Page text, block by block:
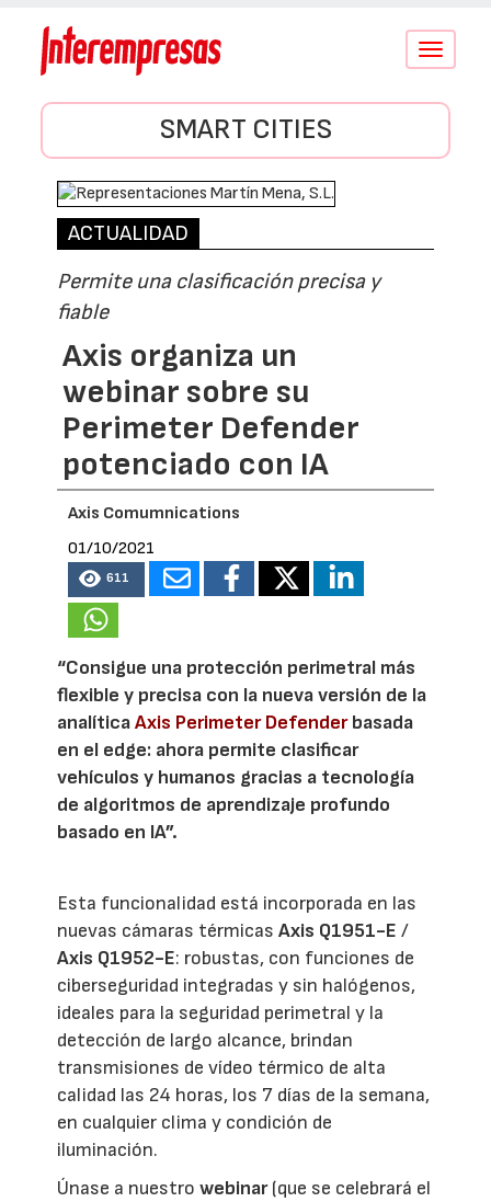
Conmutar
SMART CITIES
ACTUALIDAD
Permite una clasificación precisa y
fiable
Axis organiza un
webinar sobre su
Perimeter Defender
potenciado con IA
Axis Comumnications
01/10/2021
611
“Consigue una protección perimetral más
flexible y precisa con la nueva versión de la
analíticaAxis Perimeter Defenderbasada
en el edge: ahora permite clasificar
vehículos y humanos gracias a tecnología
de algoritmos de aprendizaje profundo
basado en IA”.
Esta funcionalidad está incorporada en las
nuevas cámaras térmicasAxis Q1951-E /
Axis Q1952-E: robustas, con funciones de
ciberseguridad integradas y sin halógenos,
ideales para la seguridad perimetral y la
detección de largo alcance, brindan
transmisiones de vídeo térmico de alta
calidad las 24 horas, los 7 días de la semana,
en cualquier clima y condición de
iluminación.
Únase a nuestrowebinar(que se celebrará el